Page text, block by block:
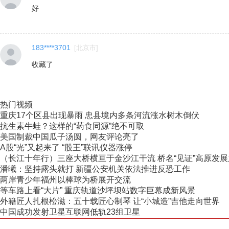
好
183****3701 [北京市]
收藏了
热门视频
重庆17个区县出现暴雨 忠县境内多条河流涨水树木倒伏
抗生素牛蛙？这样的“药食同源”绝不可取
美国制裁中国瓜子汤圆，网友评论亮了
A股“光”又起来了 “股王”联讯仪器涨停
（长江十年行）三座大桥横亘于金沙江干流 桥名“见证”高原发
潘曦：坚持露头就打 新疆公安机关依法推进反恐工作
两岸青少年福州以棒球为桥展开交流
等车路上看“大片” 重庆轨道沙坪坝站数字巨幕成新风景
外籍匠人扎根松滋：五十载匠心制琴 让“小城造”吉他走向世界
中国成功发射卫星互联网低轨23组卫星